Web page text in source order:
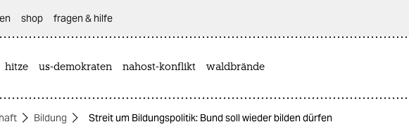
shop fragen & hilfe
hitze us-demokraten nahost-konflikt waldbrände
Bildung Streit um Bildungspolitik: Bund soll wieder bilden dürfen